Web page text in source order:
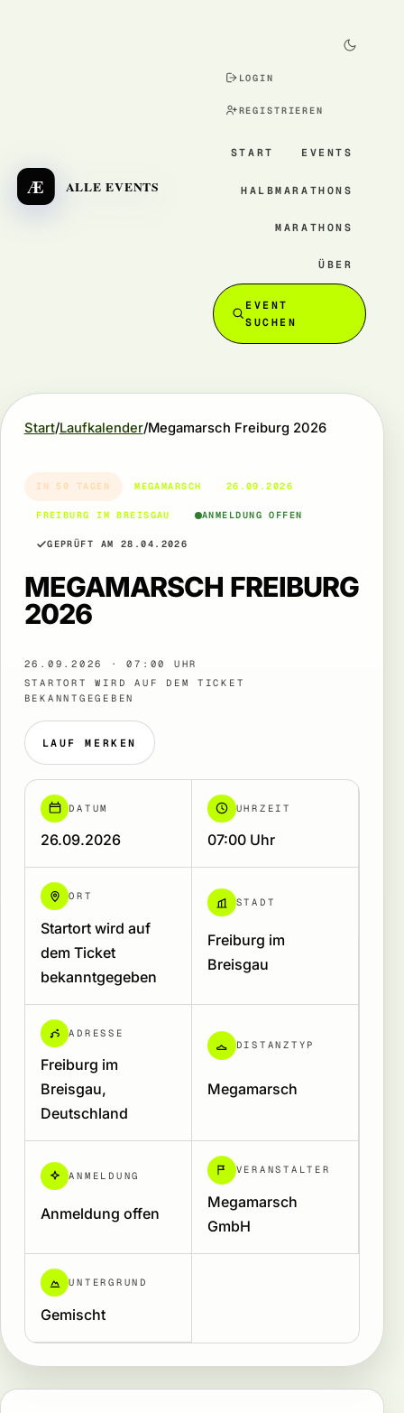
Æ ALLE EVENTS
LOGIN
REGISTRIEREN
START EVENTS
HALBMARATHONS
MARATHONS
ÜBER
EVENT
SUCHEN
Start Laufkalender Megamarsch Freiburg 2026
IN 50 TAGEN MEGAMARSCH 26.09.2026
FREIBURG IM BREISGAU ANMELDUNG OFFEN
GEPRÜFT AM 28.04.2026
MEGAMARSCH FREIBURG
2026
26.09.2026 · 07:00 UHR
STARTORT WIRD AUF DEM TICKET
BEKANNTGEGEBEN
LAUF MERKEN
DATUM
26.09.2026
UHRZEIT
07:00 Uhr
ORT
Startort wird auf
dem Ticket
bekanntgegeben
STADT
Freiburg im
Breisgau
ADRESSE
Freiburg im
Breisgau,
Deutschland
DISTANZTYP
Megamarsch
ANMELDUNG
Anmeldung offen
VERANSTALTER
Megamarsch
GmbH
UNTERGRUND
Gemischt